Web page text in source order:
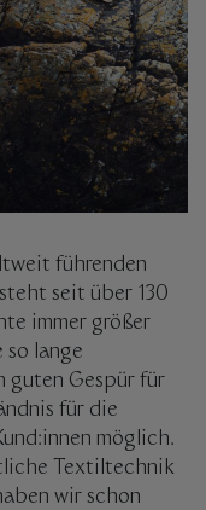
führenden
seit über 130
immer größer
so lange
guten Gespür für
für die
möglich.
Textiltechnik
wir schon